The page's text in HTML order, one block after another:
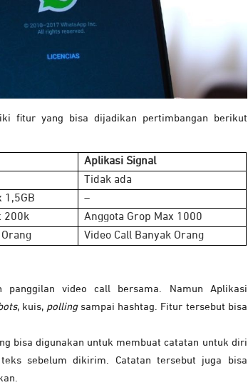
fitur yang bisa dijadikan pertimbangan berikut
Aplikasi Signal
Tidak ada
1,5GB
–
200k
Anggota Grop Max 1000
Video Call Banyak Orang
panggilan video call bersama. Namun Aplikasi
, kuis, pollingsampai hashtag. Fitur tersebut bisa
bisa digunakan untuk membuat catatan untuk diri
sebelum dikirim. Catatan tersebut juga bisa